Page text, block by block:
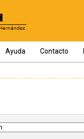
Ayuda Contacto